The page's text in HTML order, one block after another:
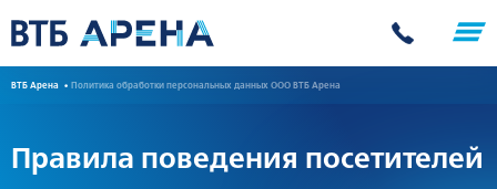
ВТБ Арена Политика обработки персональных данных ООО ВТБ Арена
Правила поведения посетителей